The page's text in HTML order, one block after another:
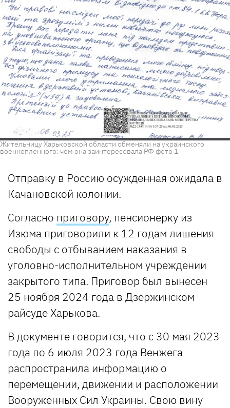
Жительницу Харьковской области обменяли на украинского
военнопленного: чем она заинтересовала РФ фото 1
Отправку в Россию осужденная ожидала в
Качановской колонии.
Согласно приговору, пенсионерку из
Изюма приговорили к 12 годам лишения
свободы с отбыванием наказания в
уголовно-исполнительном учреждении
закрытого типа. Приговор был вынесен
25 ноября 2024 года в Дзержинском
райсуде Харькова.
В документе говорится, что с 30 мая 2023
года по 6 июля 2023 года Венжега
распространила информацию о
перемещении, движении и расположении
Вооруженных Сил Украины. Свою вину